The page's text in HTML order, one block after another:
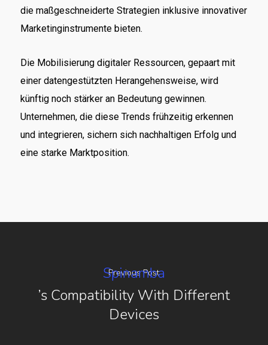
die maßgeschneiderte Strategien inklusive innovativer
Marketinginstrumente bieten.
Die Mobilisierung digitaler Ressourcen, gepaart mit
einer datengestützten Herangehensweise, wird
künftig noch stärker an Bedeutung gewinnen.
Unternehmen, die diese Trends frühzeitig erkennen
und integrieren, sichern sich nachhaltigen Erfolg und
eine starke Marktposition.
Previous Post
Spinamba
’s Compatibility With Different
Devices